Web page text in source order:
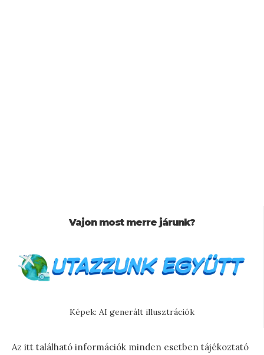
Vajon most merre járunk?
Képek: AI generált illusztrációk
Az itt található információk minden esetben tájékoztató